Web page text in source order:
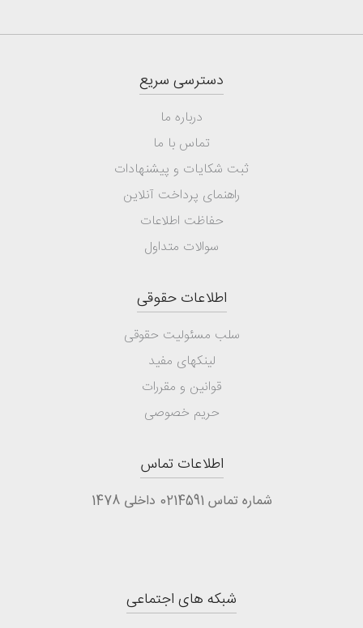
دسترسی سریع
درباره ما
تماس با ما
ثبت شکایات و پیشنهادات
راهنمای پرداخت آنلاین
حفاظت اطلاعات
سوالات متداول
اطلاعات حقوقی
سلب مسئولیت حقوقی
لینکهای مفید
قوانین و مقررات
حریم خصوصی
اطلاعات تماس
شماره تماس 0214591 داخلی 1478
شبکه های اجتماعی